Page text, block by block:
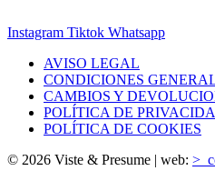
Instagram Tiktok Whatsapp
AVISO LEGAL
CONDICIONES
CAMBIOS Y
POLÍTICA DE
POLÍTICA DE COOKIES
© 2026 Viste & Presume | web: